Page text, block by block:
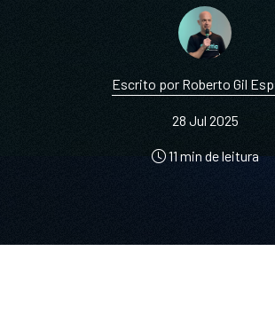
Escrito por Roberto Gil
28 Jul 2025
11 min de leitura